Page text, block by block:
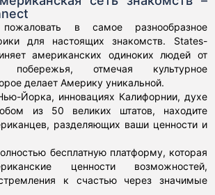
в самое разнообразное
для настоящих знакомств. States-
американских одиноких людей от
отмечая культурное
делает Америку уникальной.
Йорка, инновациях Калифорнии, духе
из 50 великих штатов, находите
разделяющих ваши ценности и
бесплатную платформу, которая
ценности возможностей,
к счастью через значимые